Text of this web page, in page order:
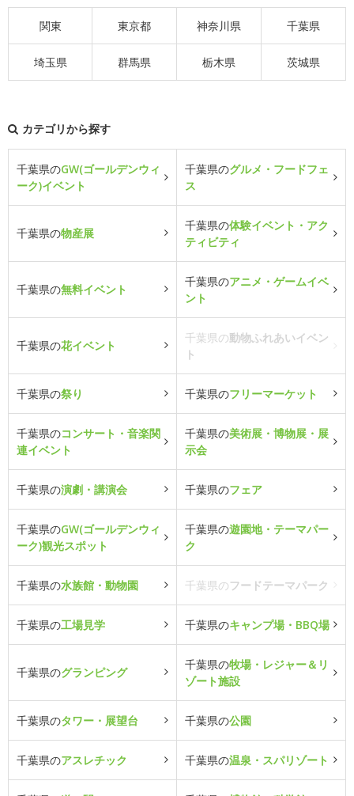
関東 東京都 神奈川県 千葉県
埼玉県 群馬県 栃木県 茨城県
カテゴリから探す
千葉県のGW(ゴールデンウィ
ーク)イベント
千葉県のグルメ・フードフェ
ス
千葉県の物産展
千葉県の体験イベント・アク
ティビティ
千葉県の無料イベント
千葉県のアニメ・ゲームイベ
ント
千葉県の花イベント
千葉県の動物ふれあいイベン
ト
千葉県の祭り 千葉県のフリーマーケット
千葉県のコンサート・音楽関
連イベント
千葉県の美術展・博物展・展
示会
千葉県の演劇・講演会 千葉県のフェア
千葉県のGW(ゴールデンウィ
ーク)観光スポット
千葉県の遊園地・テーマパー
ク
千葉県の水族館・動物園 千葉県のフードテーマパーク
千葉県の工場見学 千葉県のキャンプ場・BBQ場
千葉県のグランピング
千葉県の牧場・レジャー＆リ
ゾート施設
千葉県のタワー・展望台 千葉県の公園
千葉県のアスレチック 千葉県の温泉・スパリゾート